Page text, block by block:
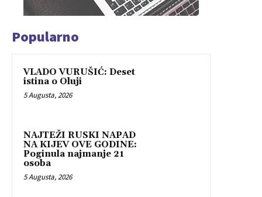
Popularno
VLADO VURUŠIĆ: Deset
istina o Oluji
5 Augusta, 2026
NAJTEŽI RUSKI NAPAD
NA KIJEV OVE GODINE:
Poginula najmanje 21
osoba
5 Augusta, 2026